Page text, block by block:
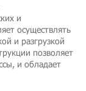
и
осуществлять
и разгрузкой
позволяет
и обладает